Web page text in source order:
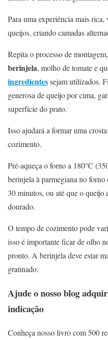
Para uma experiência mais
queijos, criando camadas
Repita o processo de
berinjela, molho de tomate e
ingredientessejam utilizados.
generosa de queijo por cima,
superfície do prato.
Isso ajudará a formar uma
cozimento.
Pré-aqueça o forno a 180°C
berinjela à parmegiana no forno
30 minutos, ou até que o queijo
dourado.
O tempo de cozimento pode
isso é importante ficar de olho
pronto. A berinjela deve estar
gratinado.
Ajude o nosso blog
indicação
Conheça nosso livro com 500